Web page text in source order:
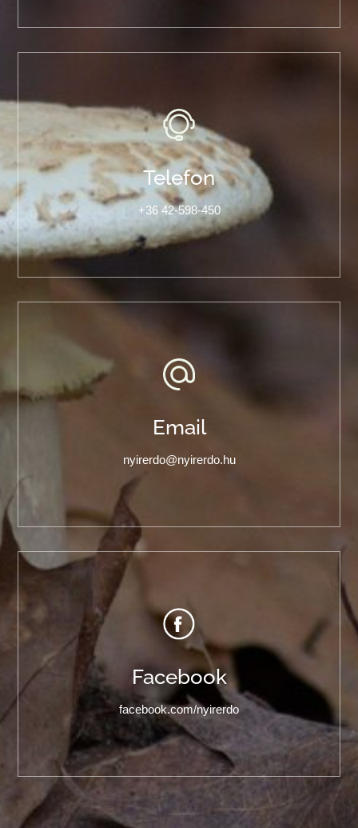
Telefon
+36 42-598-450
Email
nyirerdo@nyirerdo.hu
Facebook
facebook.com/nyirerdo